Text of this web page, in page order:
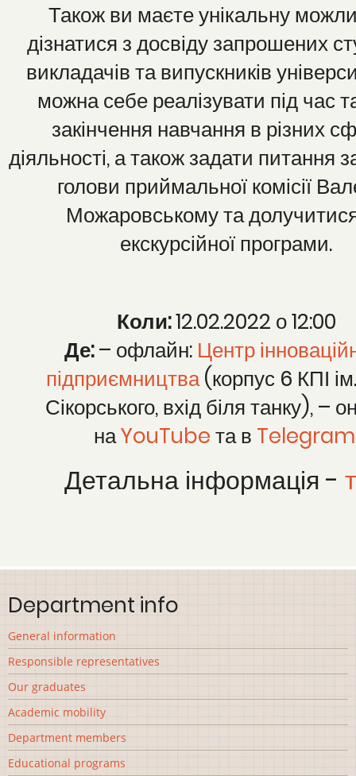
Також ви маєте унікальну
дізнатися з досвіду запрошених
викладачів та випускників
можна себе реалізувати під час
закінчення навчання в різних
діяльності, а також задати питання
голови приймальної комісії
Можаровському та
екскурсійної програми.
Коли:12.02.2022 о 12:00
Де:– офлайн: Центр
підприємництва(корпус 6 КПІ
Сікорського, вхід біля танку), –
наYouTubeта в Telegram
Детальна інформація -
Department info
General information
Responsible representatives
Our graduates
Academic mobility
Department members
Educational programs